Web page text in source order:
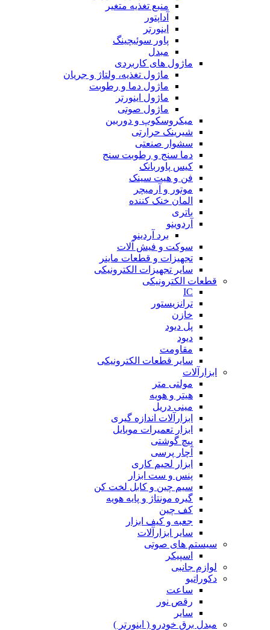
منبع تغذیه متغیر
آداپتور
اینورتر
پاور سوئیچینگ
مبدل
ماژول های کاربردی
ماژول تغذیه، ولتاژ و جریان
ماژول دما و رطوبت
ماژول اینورتر
ماژول صوتی
میکروسکوپ و دوربین
شیرینک حرارتی
سشوار صنعتی
دما سنج و رطوبت سنج
کیس پاوربانک
فن و هیت سینک
موتور و آرمیچر
المان خنک کننده
باتری
آردوینو
برد آردینو
سوکت و فیش آلات
تجهیزات و قطعات ماینر
سایر تجهیزات الکترونیکی
قطعات الکترونیکی
IC
ترانزیستور
خازن
پل دیود
دیود
مقاومت
سایر قطعات الکترونیکی
ابزارآلات
مولتی متر
هیتر و هویه
مینی دریل
ابزارآلات اندازه گیری
ابزار تعمیرات موبایل
پیچ گوشتی
آچار پرسی
ابزار لحیم کاری
پنس و ست ابزار
سیم چین و کابل لخت کن
گیره مونتاژ و پایه هویه
کف چین
جعبه و کیف ابزار
سایر ابزارآلات
سیستم های صوتی
اسپیکر
لوازم جانبی
دکوراتیو
ساعت
رقص نور
سایر
مبدل برق خودرو ( اینورتر )